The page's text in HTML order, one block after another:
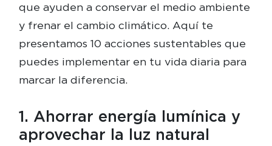
que ayuden a conservar el medio ambiente
y frenar el cambio climático. Aquí te
presentamos 10 acciones sustentables que
puedes implementar en tu vida diaria para
marcar la diferencia.
1. Ahorrar energía lumínica y
aprovechar la luz natural